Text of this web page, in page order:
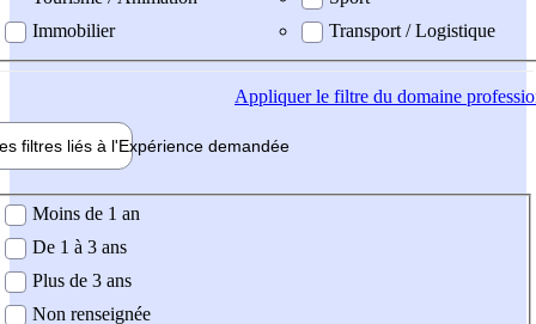
Immobilier
Transport / Logistique
Appliquerle filtre du domaine
filtres liés à l'Expérience demandée
demandée
Moins de 1 an
De 1 à 3 ans
Plus de 3 ans
Non renseignée